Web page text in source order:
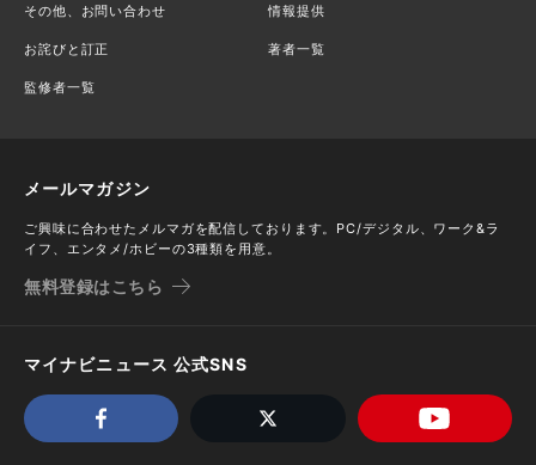
その他、お問い合わせ 情報提供
お詫びと訂正 著者一覧
監修者一覧
メールマガジン
ご興味に合わせたメルマガを配信しております。PC/デジタル、ワーク&ラ
イフ、エンタメ/ホビーの3種類を用意。
無料登録はこちら
マイナビニュース 公式SNS